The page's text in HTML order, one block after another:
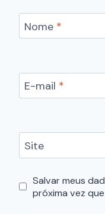
Nome *
E-mail *
Site
Salvar meus
próxima vez